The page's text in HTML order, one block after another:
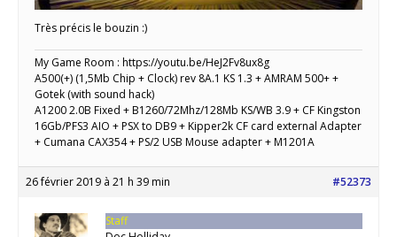
Très précis le bouzin :)
My Game Room : https://youtu.be/HeJ2Fv8ux8g
A500(+) (1,5Mb Chip + Clock) rev 8A.1 KS 1.3 + AMRAM 500+ +
Gotek (with sound hack)
A1200 2.0B Fixed + B1260/72Mhz/128Mb KS/WB 3.9 + CF Kingston
16Gb/PFS3 AIO + PSX to DB9 + Kipper2k CF card external Adapter
+ Cumana CAX354 + PS/2 USB Mouse adapter + M1201A
26 février 2019 à 21 h 39 min #52373
Staff